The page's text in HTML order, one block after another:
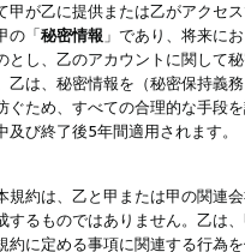
甲が乙に提供または乙がアクセ
の「秘密情報 」であり、将来に
とし、乙のアカウントに関して
乙は、秘密情報を（秘密保持義
ぐため、すべての合理的な手段
び終了後5年間適用されます。
規約は、乙と甲または甲の関連
するものではありません。乙は
約に定める事項に関連する行為